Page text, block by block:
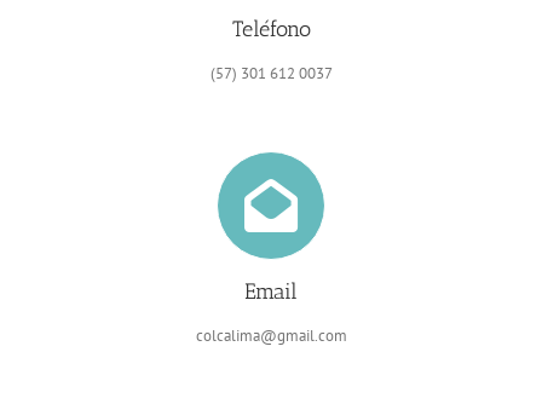
Teléfono
(57) 301 612 0037
Email
colcalima@gmail.com